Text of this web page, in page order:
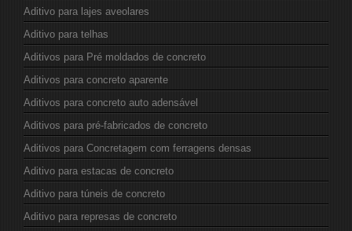
Aditivo para lajes aveolares
Aditivo para telhas
Aditivos para Pré moldados de concreto
Aditivos para concreto aparente
Aditivos para concreto auto adensável
Aditivos para pré-fabricados de concreto
Aditivos para Concretagem com ferragens densas
Aditivo para estacas de concreto
Aditivo para túneis de concreto
Aditivo para represas de concreto